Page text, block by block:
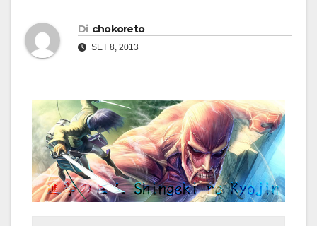
Di chokoreto
SET 8, 2013